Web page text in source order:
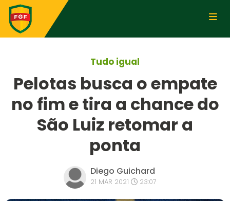
Tudo igual
Pelotas busca o empate
no fim e tira a chance do
São Luiz retomar a
ponta
Diego Guichard
21 MAR 2021 23:07